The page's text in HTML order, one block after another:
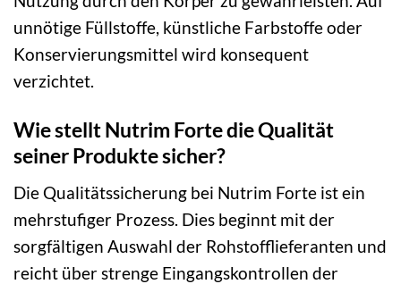
unnötige Füllstoffe, künstliche Farbstoffe oder
Konservierungsmittel wird konsequent
verzichtet.
Wie stellt Nutrim Forte die Qualität
seiner Produkte sicher?
Die Qualitätssicherung bei Nutrim Forte ist ein
mehrstufiger Prozess. Dies beginnt mit der
sorgfältigen Auswahl der Rohstofflieferanten und
reicht über strenge Eingangskontrollen der